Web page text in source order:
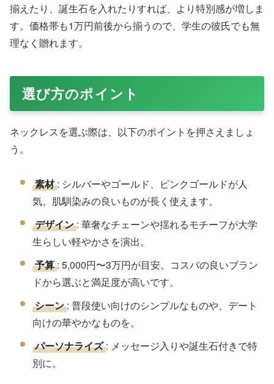
揃えたり、誕生石を入れたりすれば、より特別感が増しま
す。価格帯も1万円前後から揃うので、学生の彼氏でも無
理なく贈れます。
選び方のポイント
ネックレスを選ぶ際は、以下のポイントを押さえましょ
う。
素材 : シルバーやゴールド、ピンクゴールドが人
気。肌馴染みの良いものが長く使えます。
デザイン : 華奢なチェーンや揺れるモチーフが大学
生らしい軽やかさを演出。
予算 : 5,000円〜3万円が目安。コスパの良いブラン
ドから選ぶと満足度が高いです。
シーン : 普段使い向けのシンプルなものや、デート
向けの華やかなものを。
パーソナライズ : メッセージ入りや誕生石付きで特
別に。